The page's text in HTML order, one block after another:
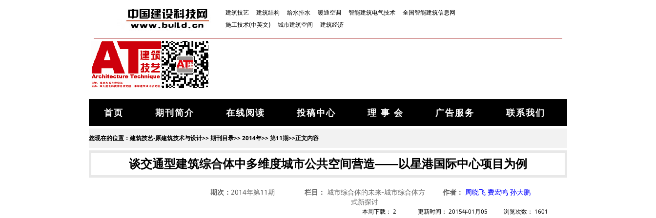
建筑技艺 建筑结构 给水排水 暖通空调 智能建筑电气技术
全国智能建筑信息网
施工技术(中英文)
城市建筑空间 建筑经济
首页 期刊简介 在线阅读 投稿中心 理 事 会 广告服务 联系我们
您现在的位置： 建筑技艺-原建筑技术与设计>>期刊目录>>2014年>>第11期>>正文内容
谈交通型建筑综合体中多维度城市公共空间营造——以星港国际中心项目为例
期次： 2014年第11期 栏目： 城市综合体的未来-城市综合体方
式新探讨
作者： 周晓飞 费宏鸣 孙大鹏
浏览次数： 1601
更新时间： 2015年01月05
本周下载： 2